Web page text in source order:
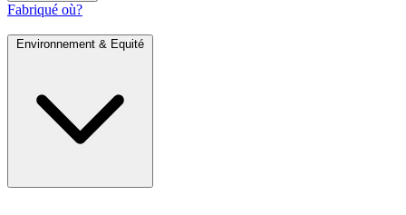
Fabriqué où?
Environnement & Equité